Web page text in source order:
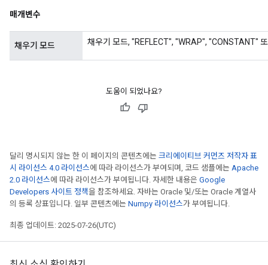
매개변수
채우기 모드 채우기 모드, "REFLECT", "WRAP", "CONSTANT"
도움이 되었나요?
달리 명시되지 않는 한 이 페이지의 콘텐츠에는 크리에이티브 커먼즈 저작자 표
시 라이선스 4.0 라이선스에 따라 라이선스가 부여되며, 코드 샘플에는 Apache
2.0 라이선스에 따라 라이선스가 부여됩니다. 자세한 내용은 Google
Developers 사이트 정책을 참조하세요. 자바는 Oracle 및/또는 Oracle 계열사
의 등록 상표입니다. 일부 콘텐츠에는 Numpy 라이선스가 부여됩니다.
최종 업데이트: 2025-07-26(UTC)